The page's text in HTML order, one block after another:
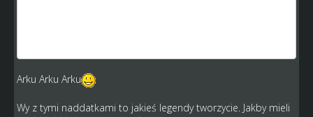
Arku Arku Arku
Wy z tymi naddatkami to jakieś legendy tworzycie. Jakby mieli